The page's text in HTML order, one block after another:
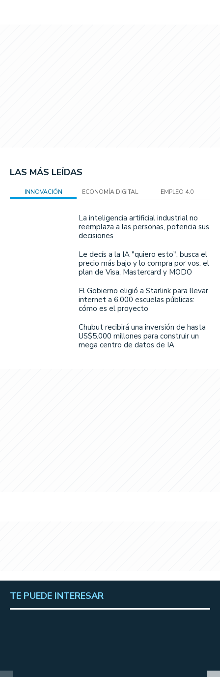
LAS MÁS LEÍDAS
INNOVACIÓN ECONOMÍA DIGITAL EMPLEO 4.0
La inteligencia artificial industrial no
reemplaza a las personas, potencia sus
decisiones
Le decís a la IA "quiero esto", busca el
precio más bajo y lo compra por vos: el
plan de Visa, Mastercard y MODO
El Gobierno eligió a Starlink para llevar
internet a 6.000 escuelas públicas:
cómo es el proyecto
Chubut recibirá una inversión de hasta
US$5.000 millones para construir un
mega centro de datos de IA
TE PUEDE INTERESAR